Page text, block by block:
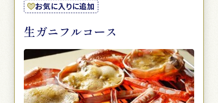
お気に入りに追加
生ガニフルコース